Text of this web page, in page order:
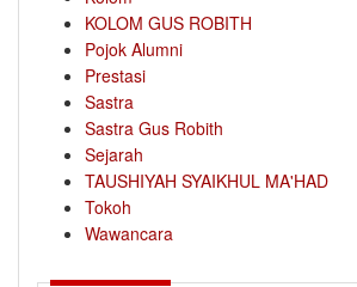
KOLOM GUS ROBITH
Pojok Alumni
Prestasi
Sastra
Sastra Gus Robith
Sejarah
TAUSHIYAH SYAIKHUL MA'HAD
Tokoh
Wawancara